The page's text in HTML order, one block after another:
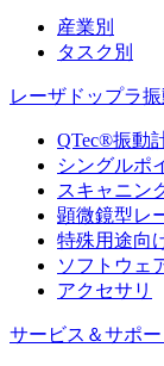
産業別
タスク別
レーザドップラ
QTec®振動
シングルポ
スキャニン
顕微鏡型レ
特殊用途向
ソフトウェ
アクセサリ
サービス＆サポー